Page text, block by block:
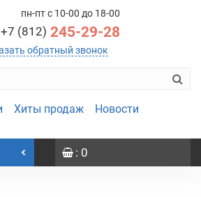
пн-пт с 10-00 до 18-00
+7 (812) 245-29-28
обратный звонок
Хиты продаж
Новости
: 0